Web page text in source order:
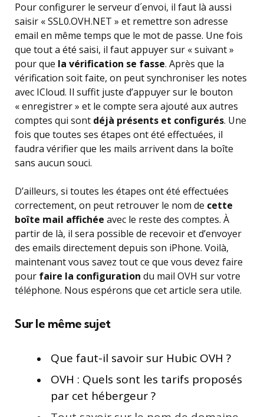
Pour configurer le serveur d´envoi, il faut là aussi
saisir « SSL0.OVH.NET » et remettre son adresse
email en même temps que le mot de passe. Une fois
que tout a été saisi, il faut appuyer sur « suivant »
pour que la vérification se fasse. Après que la
vérification soit faite, on peut synchroniser les notes
avec ICloud. Il suffit juste d’appuyer sur le bouton
« enregistrer » et le compte sera ajouté aux autres
comptes qui sont déjà présents et configurés. Une
fois que toutes ses étapes ont été effectuées, il
faudra vérifier que les mails arrivent dans la boîte
sans aucun souci.
D’ailleurs, si toutes les étapes ont été effectuées
correctement, on peut retrouver le nom de cette
boîte mail affichée avec le reste des comptes. À
partir de là, il sera possible de recevoir et d’envoyer
des emails directement depuis son iPhone. Voilà,
maintenant vous savez tout ce que vous devez faire
pour faire la configuration du mail OVH sur votre
téléphone. Nous espérons que cet article sera utile.
Sur le même sujet
Que faut-il savoir sur Hubic OVH ?
OVH : Quels sont les tarifs proposés
par cet hébergeur ?